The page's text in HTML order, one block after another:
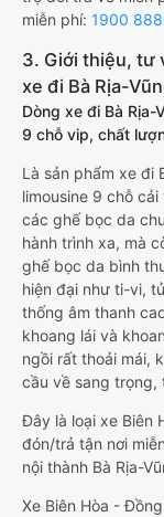
miễn phí: 1900
3. Giới thiệu, tư
xe đi Bà Rịa-
Dòng xe đi Bà Rịa-
9 chỗ vip, chất
Là sản phẩm xe đi
limousine 9 chỗ
các ghế bọc da
hành trình xa, mà
ghế bọc da bình
hiện đại như ti-vi,
thống âm thanh
khoang lái và
ngồi rất thoải mái,
cầu về sang trọng,
Đây là loại xe Biên
đón/trả tận nơi
nội thành Bà Rịa-
Xe Biên Hòa -